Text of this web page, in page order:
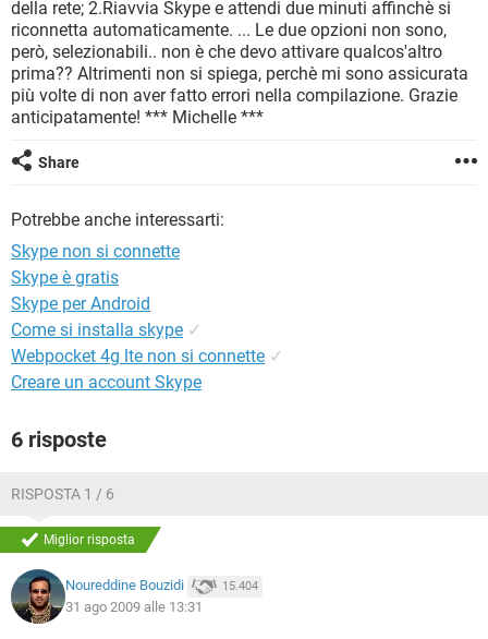
TIKTOK FACEBOOK
HARDWARE
della rete; 2.Riavvia Skype e attendi due minuti affinchè si
riconnetta automaticamente. ... Le due opzioni non sono,
però, selezionabili.. non è che devo attivare qualcos'altro
prima?? Altrimenti non si spiega, perchè mi sono assicurata
più volte di non aver fatto errori nella compilazione. Grazie
anticipatamente! *** Michelle ***
Share
Potrebbe anche interessarti:
Skype non si connette
Skype è gratis
Skype per Android
Come si installa skype ✓
Webpocket 4g lte non si connette ✓
Creare un account Skype
6 risposte
RISPOSTA 1 / 6
Miglior risposta
Noureddine Bouzidi 15.404
31 ago 2009 alle 13:31